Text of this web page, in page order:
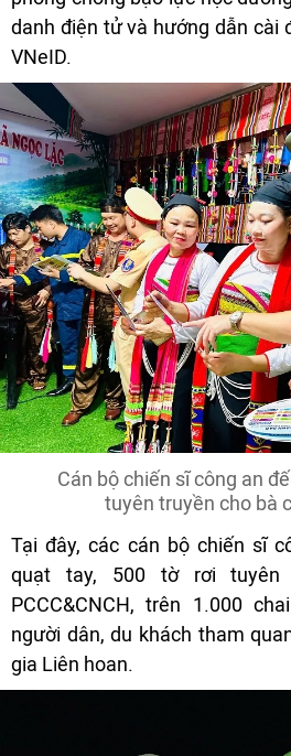
danh điện tử và hướng dẫn cài
VNeID.
Cán bộ chiến sĩ công an
tuyên truyền cho bà
Tại đây, các cán bộ chiến sĩ
quạt tay, 500 tờ rơi tuyên
PCCC&CNCH, trên 1.000
người dân, du khách tham
gia Liên hoan.